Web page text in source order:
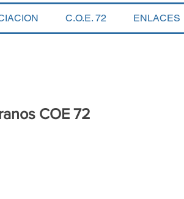
COE 72
C.O.E. 72 ENLACES